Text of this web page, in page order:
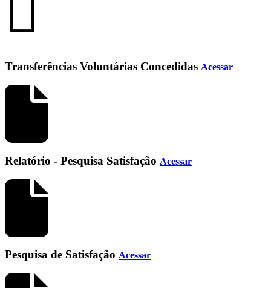
Transferências Voluntárias Concedidas Acessar
Relatório - Pesquisa Satisfação Acessar
Pesquisa de Satisfação Acessar